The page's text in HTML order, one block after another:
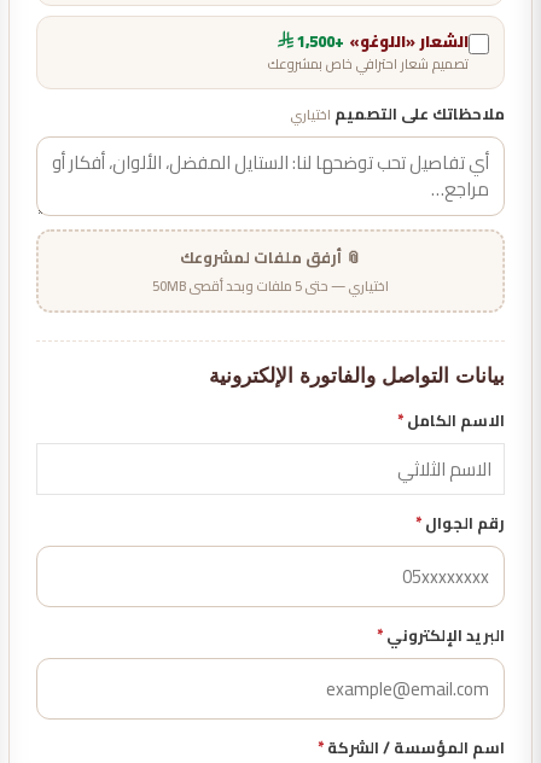
الشعار «اللوغو» +1,500
تصميم شعار احترافي خاص بمشروعك
ملاحظاتك على التصميم اختياري
📎 أرفق ملفات لمشروعك
اختياري — حتى 5 ملفات وبحد أقصى 50MB
بيانات التواصل والفاتورة الإلكترونية
الاسم الكامل*
رقم الجوال*
البريد الإلكتروني*
اسم المؤسسة / الشركة*